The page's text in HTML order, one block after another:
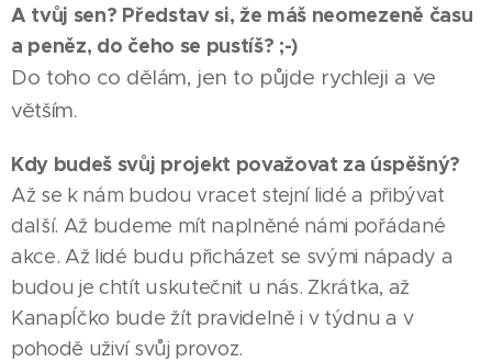
A tvůj sen? Představ si, že máš neomezeně času
a peněz, do čeho se pustíš? ;-)
Do toho co dělám, jen to půjde rychleji a ve
větším.
Kdy budeš svůj projekt považovat za úspěšný?
Až se k nám budou vracet stejní lidé a přibývat
další. Až budeme mít naplněné námi pořádané
akce. Až lidé budu přicházet se svými nápady a
budou je chtít uskutečnit u nás. Zkrátka, až
KanapÍčko bude žít pravidelně i v týdnu a v
pohodě uživí svůj provoz.